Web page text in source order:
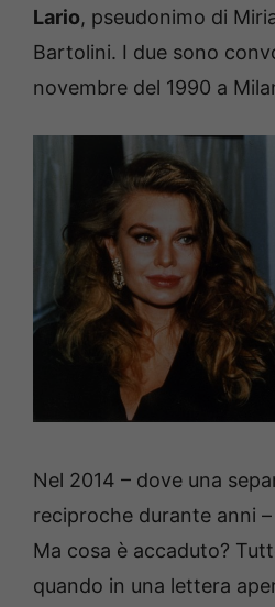
Lario, pseudonimo di
Bartolini. I due sono
novembre del 1990 a
Nel 2014 – dove una
reciproche durante anni
Ma cosa è accaduto?
quando in una lettera